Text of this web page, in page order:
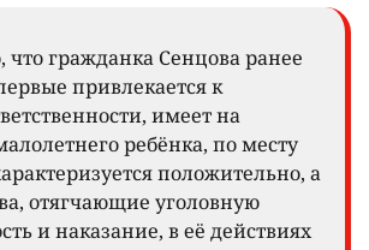
что гражданка Сенцова ранее
привлекается к
имеет на
ребёнка, по месту
положительно, а
отягчающие уголовную
и наказание, в её действиях